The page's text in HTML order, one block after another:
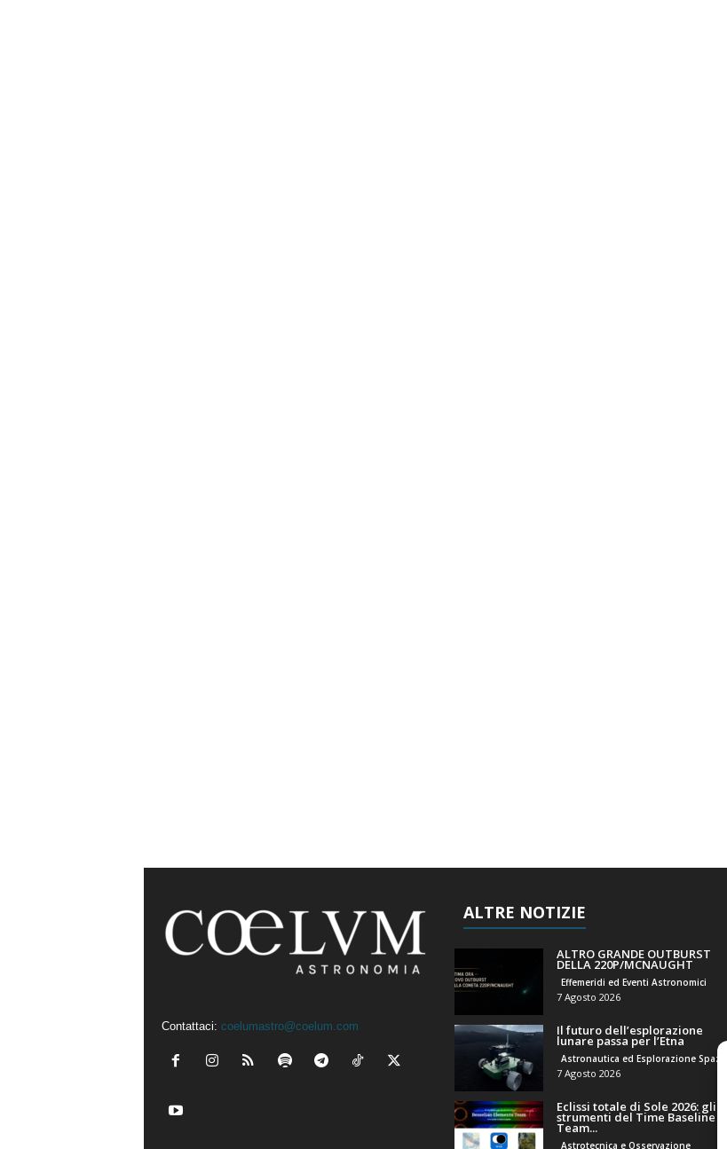
Contattaci: coelumastro@coelum.com
ALTRE NOTIZIE
ALTRO GRANDE OUTBURST
DELLA 220P/MCNAUGHT
Effemeridi ed Eventi Astronomici
7 Agosto 2026
Il futuro dell’esplorazione
lunare passa per l’Etna
7 Agosto 2026
Eclissi totale di Sole 2026: gli
strumenti del Time Baseline
Team...
Astrotecnica e Osservazione